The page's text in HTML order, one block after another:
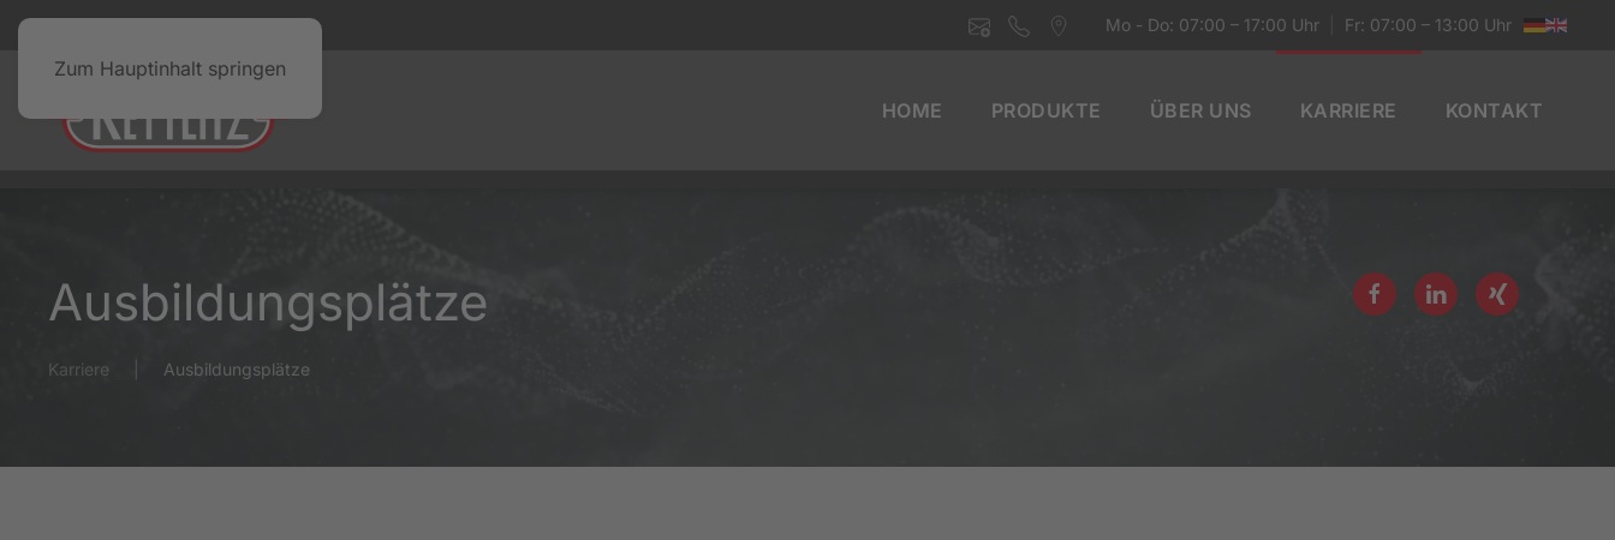
Zum Hauptinhalt springen
Mo - Do: 07:00 – 17:00 Uhr Fr: 07:00 – 13:00 Uhr
HOME PRODUKTE ÜBER UNS KARRIERE KONTAKT
Ausbildungsplätze
Karriere Ausbildungsplätze